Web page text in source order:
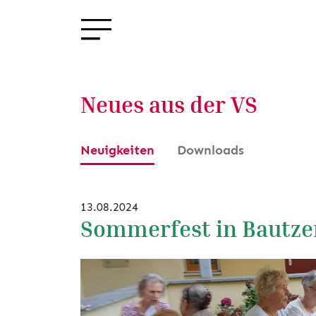
Neues aus der VS
Neuigkeiten Downloads
13.08.2024
Sommerfest in